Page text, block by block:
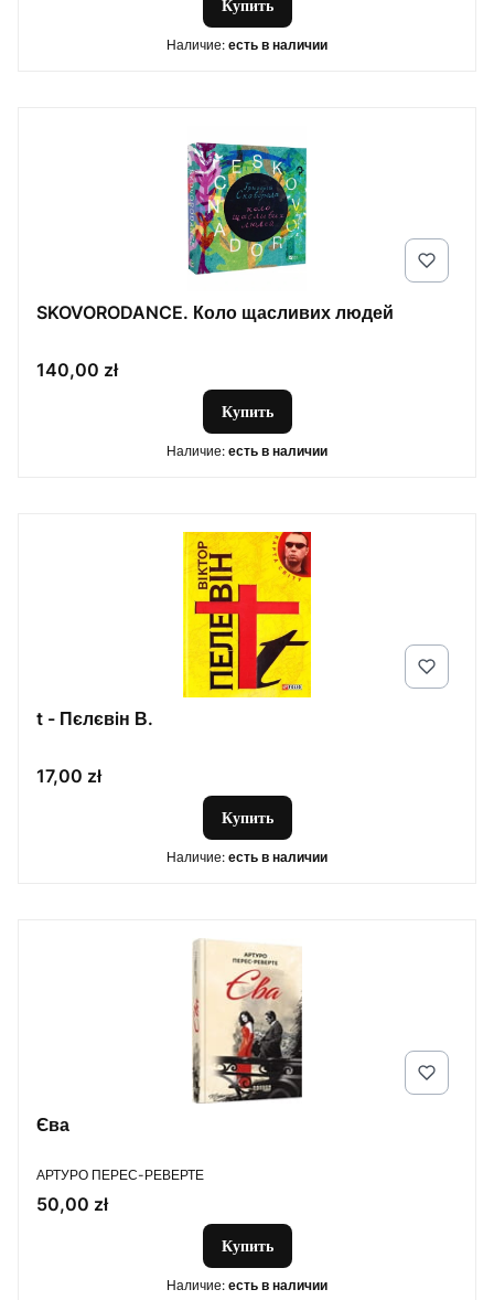
Купить
Наличие: есть в наличии
SKOVORODANCE. Коло щасливих людей
Цена
140,00 zł
Купить
Наличие: есть в наличии
t - Пєлєвiн В.
Цена
17,00 zł
Купить
Наличие: есть в наличии
Єва
ПРОИЗВОДИТЕЛЬ
АРТУРО ПЕРЕС-РЕВЕРТЕ
Цена
50,00 zł
Купить
Наличие: есть в наличии